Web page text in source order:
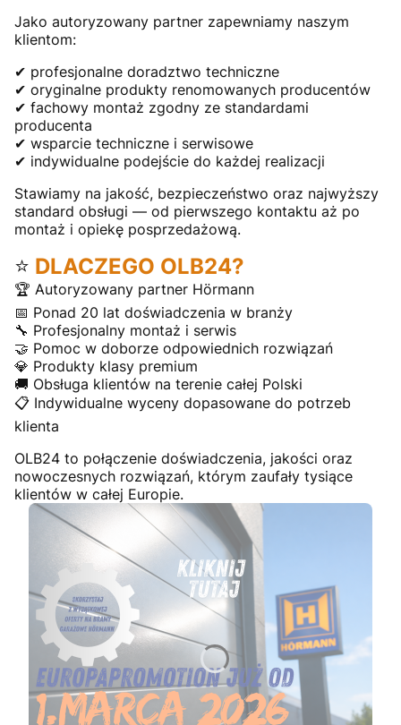
Jako autoryzowany partner zapewniamy naszym
klientom:
✔ profesjonalne doradztwo techniczne
✔ oryginalne produkty renomowanych producentów
✔ fachowy montaż zgodny ze standardami
producenta
✔ wsparcie techniczne i serwisowe
✔ indywidualne podejście do każdej realizacji
Stawiamy na jakość, bezpieczeństwo oraz najwyższy
standard obsługi — od pierwszego kontaktu aż po
montaż i opiekę posprzedażową.
⭐ DLACZEGO OLB24?
🏆 Autoryzowany partner Hörmann
📅 Ponad 20 lat doświadczenia w branży
🔧 Profesjonalny montaż i serwis
🤝 Pomoc w doborze odpowiednich rozwiązań
💎 Produkty klasy premium
🚚 Obsługa klientów na terenie całej Polski
📋 Indywidualne wyceny dopasowane do potrzeb
klienta
OLB24 to połączenie doświadczenia, jakości oraz
nowoczesnych rozwiązań, którym zaufały tysiące
klientów w całej Europie.